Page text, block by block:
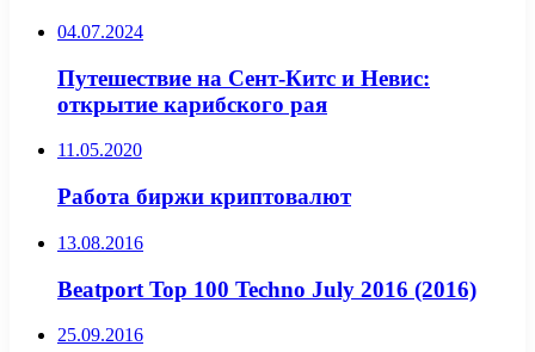
04.07.2024
Путешествие на Сент-Китс и Невис:
открытие карибского рая
11.05.2020
Работа биржи криптовалют
13.08.2016
Beatport Top 100 Techno July 2016 (2016)
25.09.2016